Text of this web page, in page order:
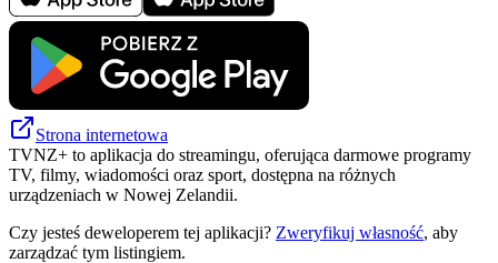
Strona internetowa
TVNZ+ to aplikacja do streamingu, oferująca darmowe programy
TV, filmy, wiadomości oraz sport, dostępna na różnych
urządzeniach w Nowej Zelandii.
Czy jesteś deweloperem tej aplikacji? Zweryfikuj własność, aby
zarządzać tym listingiem.